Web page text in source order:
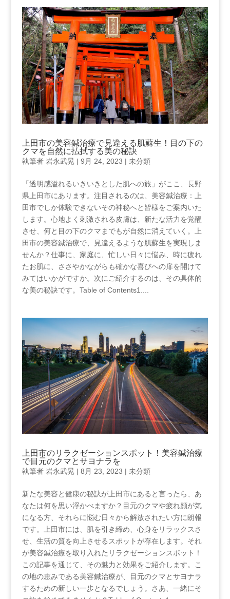
上田市の美容鍼治療で見違える肌蘇生！目の下の
クマを自然に払拭する美の秘訣
執筆者 岩永武晃 | 9月 24, 2023 | 未分類
「透明感溢れるいきいきとした肌への旅」がここ、長野
県上田市にあります。注目されるのは、美容鍼治療：上
田市でしか体験できないその神秘へと皆様をご案内いた
します。心地よく刺激される皮膚は、新たな活力を覚醒
させ、何と目の下のクマまでもが自然に消えていく。上
田市の美容鍼治療で、見違えるような肌蘇生を実現しま
せんか？仕事に、家庭に、忙しい日々に悩み、時に疲れ
たお肌に、ささやかながらも確かな喜びへの扉を開けて
みてはいかがですか。次にご紹介するのは、その具体的
な美の秘訣です。Table of Contents1....
上田市のリラクゼーションスポット！美容鍼治療
で目元のクマとサヨナラを
執筆者 岩永武晃 | 8月 23, 2023 | 未分類
新たな美容と健康の秘訣が上田市にあると言ったら、あ
なたは何を思い浮かべますか？目元のクマや疲れ顔が気
になる方、それらに悩む日々から解放されたい方に朗報
です。上田市には、肌を引き締め、心身をリラックスさ
せ、生活の質を向上させるスポットが存在します。それ
が美容鍼治療を取り入れたリラクゼーションスポット！
この記事を通じて、その魅力と効果をご紹介します。こ
の地の恵みである美容鍼治療が、目元のクマとサヨナラ
するための新しい一歩となるでしょう。さあ、一緒にそ